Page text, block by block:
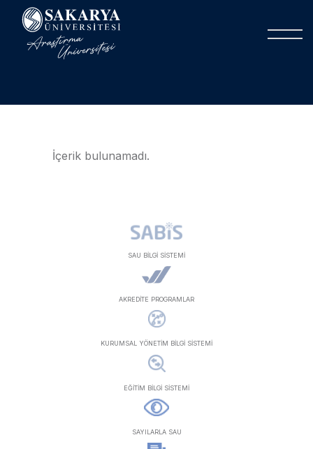
İçerik bulunamadı.
SAU BİLGİ SİSTEMİ
AKREDİTE PROGRAMLAR
KURUMSAL YÖNETİM BİLGİ SİSTEMİ
EĞİTİM BİLGİ SİSTEMİ
SAYILARLA SAU